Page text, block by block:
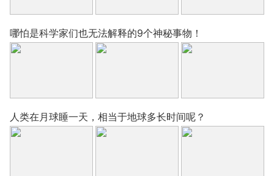
哪怕是科学家们也无法解释的9个神秘事物！
人类在月球睡一天，相当于地球多长时间呢？